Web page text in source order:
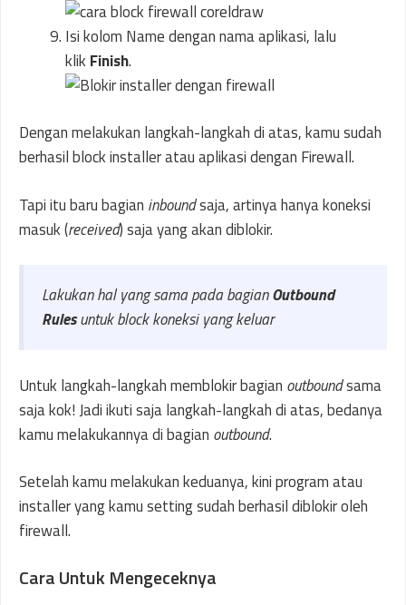
Isi kolom Name dengan nama aplikasi, lalu
klik Finish.
Dengan melakukan langkah-langkah di atas, kamu sudah
berhasil block installer atau aplikasi dengan Firewall.
Tapi itu baru bagian inboundsaja, artinya hanya koneksi
masuk (received) saja yang akan diblokir.
Lakukan hal yang sama pada bagianOutbound
Rulesuntuk block koneksi yang keluar
Untuk langkah-langkah memblokir bagian outboundsama
saja kok! Jadi ikuti saja langkah-langkah di atas, bedanya
kamu melakukannya di bagian outbound.
Setelah kamu melakukan keduanya, kini program atau
installer yang kamu setting sudah berhasil diblokir oleh
firewall.
Cara Untuk Mengeceknya